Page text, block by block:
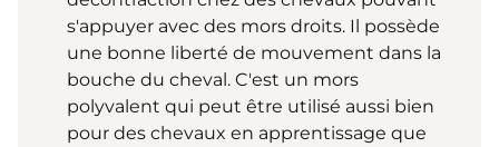
s'appuyer avec des mors droits. Il possède
une bonne liberté de mouvement dans la
bouche du cheval. C'est un mors
polyvalent qui peut être utilisé aussi bien
pour des chevaux en apprentissage que